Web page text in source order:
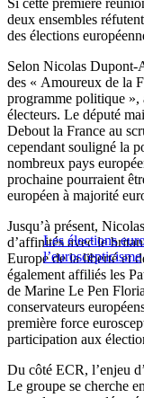
Si cette première
deux ensembles
des élections
Selon Nicolas Dupont-
des « Amoureux de la
programme politique »,
électeurs. Le député
Debout la France au
cependant souligné la
nombreux pays
prochaine pourraient
européen à majorité
Les élections
l’euroscepticisme
Jusqu’à présent,
d’affinités avec le
Europe de la liberté et
également affiliés les
de Marine Le Pen
conservateurs
première force
participation aux
Du côté ECR, l’enjeu
Le groupe se cherche